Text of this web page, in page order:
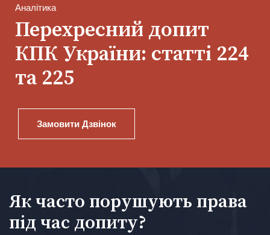
Аналітика
Перехресний допит
КПК України: статті 224
та 225
Замовити Дзвінок
Як часто порушують права
під час допиту?